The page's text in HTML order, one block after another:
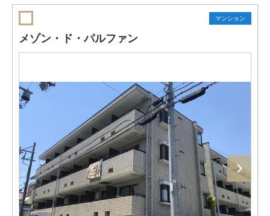
マンション
メゾン・ド・パルファン